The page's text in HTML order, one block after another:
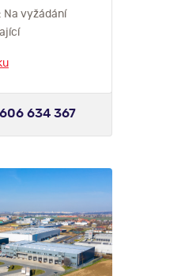
Na vyžádání
634 367